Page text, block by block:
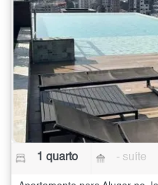
1 quarto - suíte